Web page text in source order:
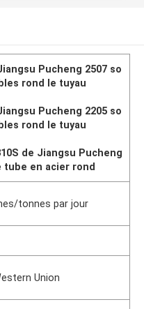
Pucheng 2507 so
rond le tuyau
Pucheng 2205 so
rond le tuyau
de Jiangsu Pucheng
tube en acier rond
tonnes par jour
Union